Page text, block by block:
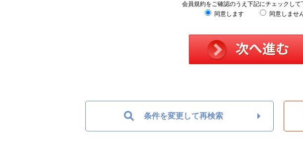
会員規約をご確認のうえ下記にチェックして
同意します
同意しませ
条件を変更して再検索